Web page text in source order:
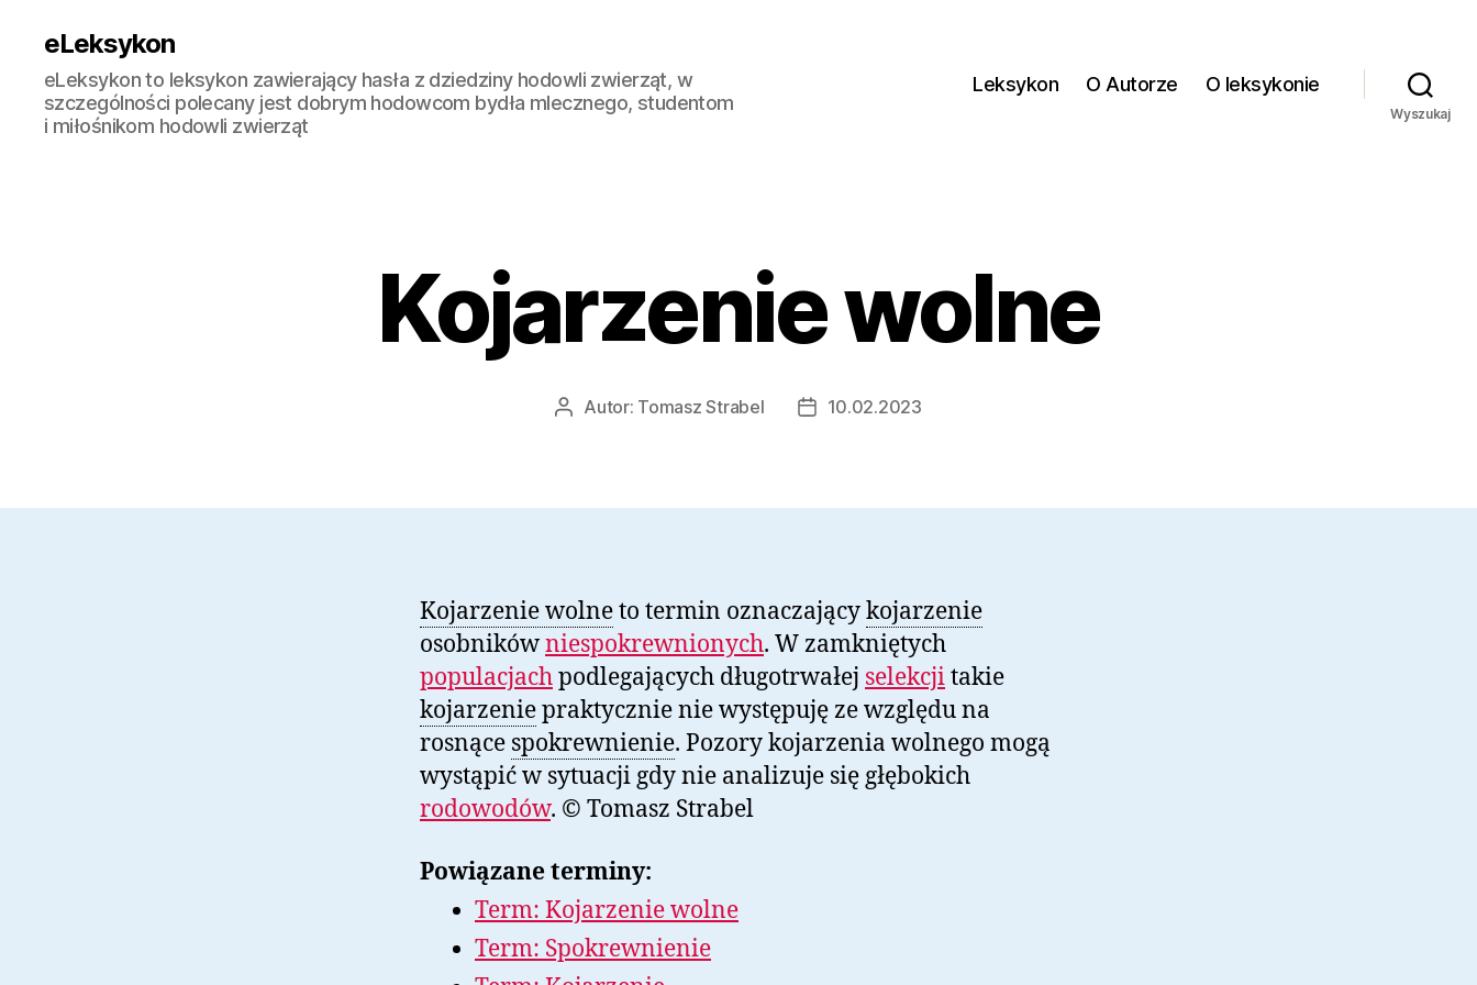
eLeksykon
eLeksykon to leksykon zawierający hasła z dziedziny hodowli zwierząt, w
szczególności polecany jest dobrym hodowcom bydła mlecznego, studentom
i miłośnikom hodowli zwierząt
Leksykon O Autorze O leksykonie
Wyszukaj
Kojarzenie wolne
AutorAutor: Tomasz Strabel
Data10.02.2023
Kojarzenie wolneto termin oznaczającykojarzenie
osobnikówniespokrewnionych. W zamkniętych
populacjachpodlegających długotrwałej selekcjitakie
kojarzeniepraktycznie nie występuję ze względu na
rosnące spokrewnienie. Pozory kojarzenia wolnego mogą
wystąpić w sytuacji gdy nie analizuje się głębokich
rodowodów. © Tomasz Strabel
Powiązane terminy:
Term: Kojarzenie wolne
Term: Spokrewnienie